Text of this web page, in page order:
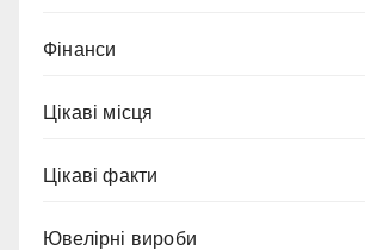
Фінанси
Цікаві місця
Цікаві факти
Ювелірні вироби